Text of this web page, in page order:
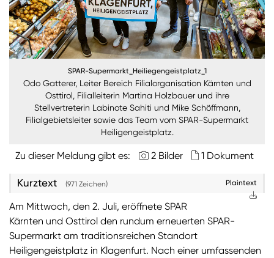
Nachhaltigkeit
ANMELDEN
Sie wollen unsere aktuellen Medienmitteilungen
automatisch per E-Mail erhalten? Dann tragen Sie
einfach Ihre Daten in unserenPresseverteilerein
(Bitte beachten Sie, dass der Presseverteiler
ausschließlich für Medienkontakte und nicht für
Privatpersonen gedacht ist):
Zum Presseverteiler
Sie wollen Informationen über aktuelle Aktionen,
Produktneuheiten, attraktive Gewinnspiele uvm.
erhalten? Dann melden Sie sich zum
SPAR
Newsletter an:
SPAR-Supermarkt_Heiliegengeistplatz_1
Odo Gatterer, Leiter Bereich Filialorganisation Kärnten und
Osttirol, Filialleiterin Martina Holzbauer und ihre
Stellvertreterin Labinote Sahiti und Mike Schöffmann,
Filialgebietsleiter sowie das Team vom SPAR-Supermarkt
Heiligengeistplatz.
Zu dieser Meldung gibt es: 2 Bilder 1 Dokument
Kurztext (971 Zeichen) Plaintext
Am Mittwoch, den 2. Juli, eröffnete SPAR
Kärnten und Osttirol den rundum erneuerten SPAR-
Supermarkt am traditionsreichen Standort
Heiligengeistplatz in Klagenfurt. Nach einer umfassenden